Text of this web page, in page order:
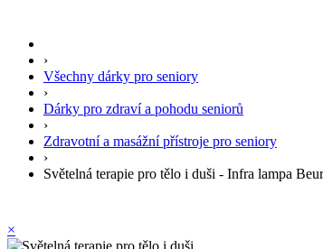
›
Všechny dárky pro seniory
›
Dárky pro zdraví a pohodu seniorů
›
Zdravotní a masážní přístroje pro seniory
›
Světelná terapie pro tělo i duši - Infra lampa
×